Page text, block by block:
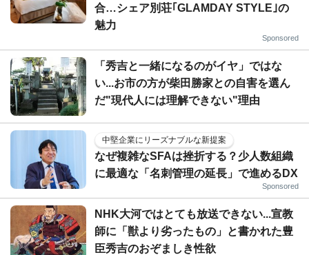
合…シェア別荘｢GLAMDAY STYLE｣の
魅力
Sponsored
「秀吉と一緒になるのがイヤ」ではな
い...お市の方が柴田勝家との自害を選ん
だ"現代人には理解できない"理由
中堅企業にリーズナブルな新提案
なぜ複雑なSFAは挫折する？少人数組織
に最適な「名刺管理の延長」で進めるDX
Sponsored
NHK大河ではとても放送できない...宣教
師に「獣より劣ったもの」と書かれた豊
臣秀吉のおぞましき性欲